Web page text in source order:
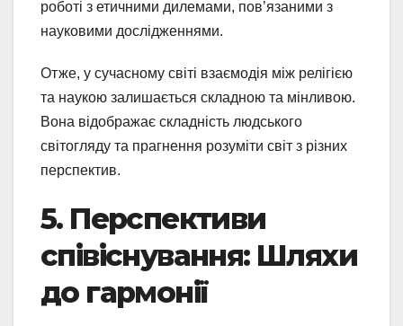
роботі з етичними дилемами, пов’язаними з
науковими дослідженнями.
Отже, у сучасному світі взаємодія між релігією
та наукою залишається складною та мінливою.
Вона відображає складність людського
світогляду та прагнення розуміти світ з різних
перспектив.
5. Перспективи
співіснування: Шляхи
до гармонії